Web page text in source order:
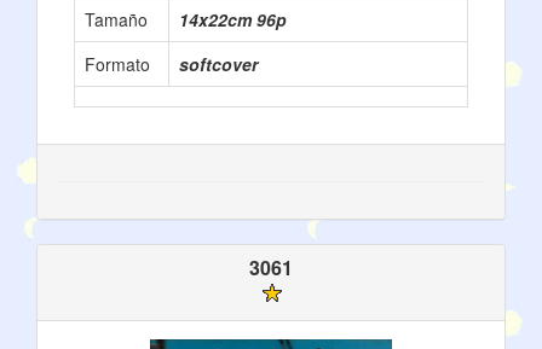
Tamaño
14x22cm 96p
Formato
softcover
3061